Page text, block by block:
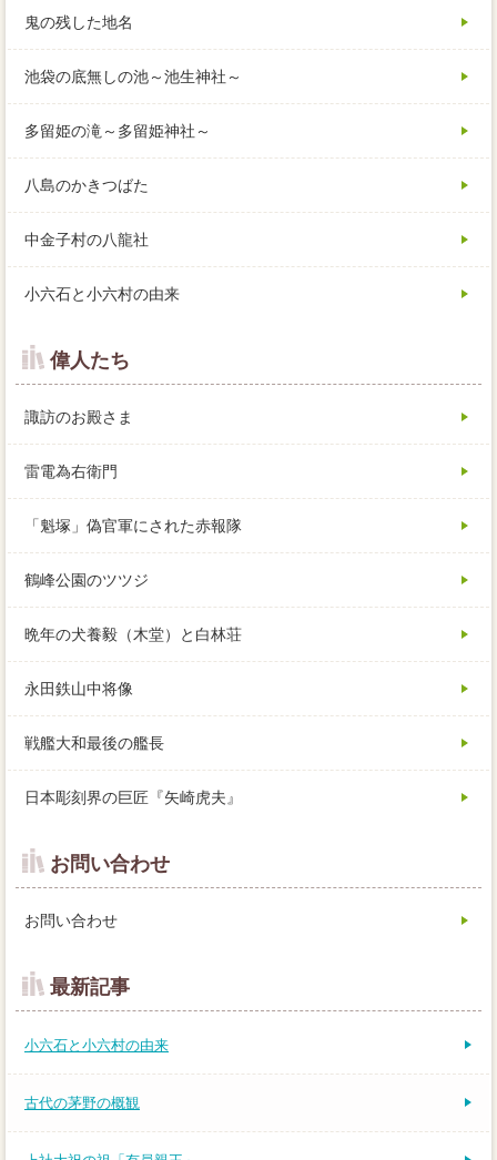
鬼の残した地名
池袋の底無しの池～池生神社～
多留姫の滝～多留姫神社～
八島のかきつばた
中金子村の八龍社
小六石と小六村の由来
偉人たち
諏訪のお殿さま
雷電為右衛門
「魁塚」偽官軍にされた赤報隊
鶴峰公園のツツジ
晩年の犬養毅（木堂）と白林荘
永田鉄山中将像
戦艦大和最後の艦長
日本彫刻界の巨匠『矢崎虎夫』
お問い合わせ
お問い合わせ
最新記事
小六石と小六村の由来
古代の茅野の概観